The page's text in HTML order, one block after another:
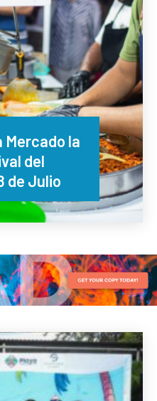
la
del
de Julio